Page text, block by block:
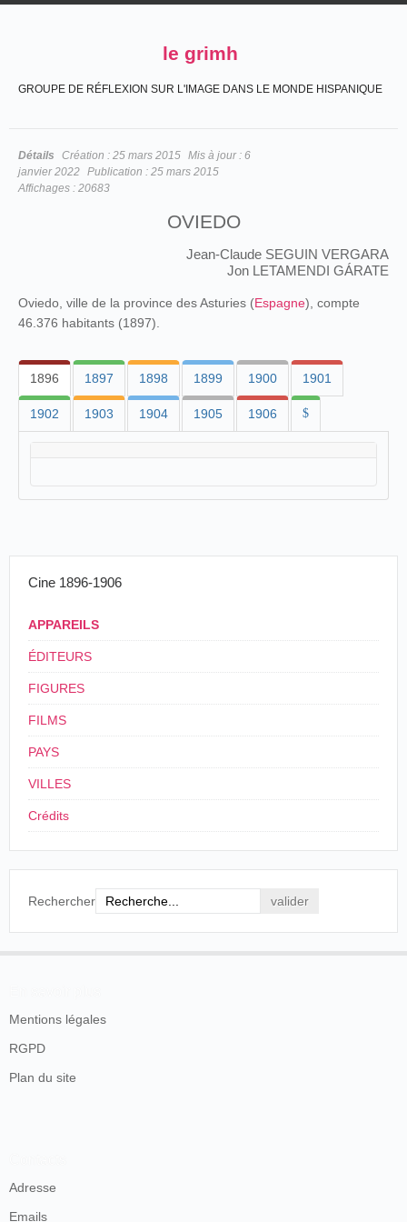
le grimh
GROUPE DE RÉFLEXION SUR L'IMAGE DANS LE MONDE HISPANIQUE
Détails Création : 25 mars 2015 Mis à jour : 6
janvier 2022 Publication : 25 mars 2015
Affichages : 20683
OVIEDO
Jean-Claude SEGUIN VERGARA
Jon LETAMENDI GÁRATE
Oviedo, ville de la province des Asturies (Espagne), compte
46.376 habitants (1897).
1896 1897 1898 1899 1900 1901
1902 1903 1904 1905 1906 $
Cine 1896-1906
APPAREILS
ÉDITEURS
FIGURES
FILMS
PAYS
VILLES
Crédits
Rechercher
Mentions légales
RGPD
Plan du site
Adresse
Emails